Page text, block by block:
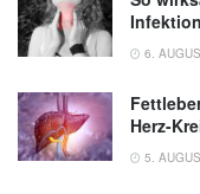
6.
Herz-
5.